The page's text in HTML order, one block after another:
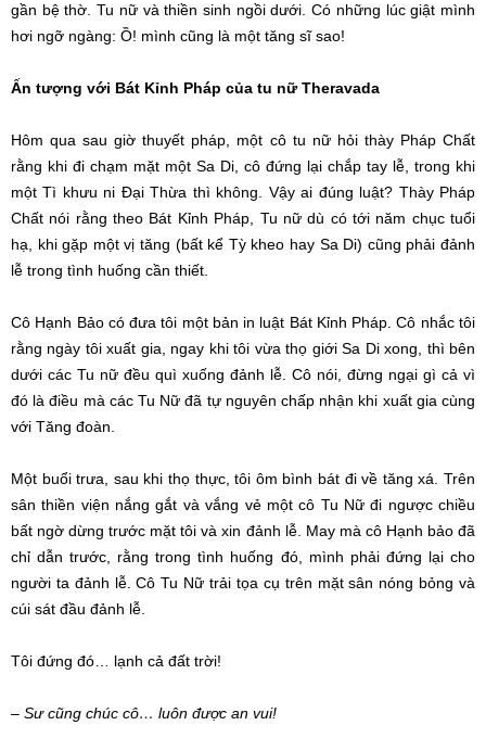
gần bệ thờ. Tu nữ và thiền sinh ngồi dưới. Có những lúc giật mình
hơi ngỡ ngàng: Ồ! mình cũng là một tăng sĩ sao!
Ấn tượng với Bát Kỉnh Pháp của tu nữ Theravada
Hôm qua sau giờ thuyết pháp, một cô tu nữ hỏi thày Pháp Chất
rằng khi đi chạm mặt một Sa Di, cô đứng lại chắp tay lễ, trong khi
một Tì khưu ni Đại Thừa thì không. Vậy ai đúng luật? Thày Pháp
Chất nói rằng theo Bát Kỉnh Pháp, Tu nữ dù có tới năm chục tuổi
hạ, khi gặp một vị tăng (bất kể Tỳ kheo hay Sa Di) cũng phải đảnh
lễ trong tình huống cần thiết.
Cô Hạnh Bảo có đưa tôi một bản in luật Bát Kỉnh Pháp. Cô nhắc tôi
rằng ngày tôi xuất gia, ngay khi tôi vừa thọ giới Sa Di xong, thì bên
dưới các Tu nữ đều quì xuống đảnh lễ. Cô nói, đừng ngại gì cả vì
đó là điều mà các Tu Nữ đã tự nguyên chấp nhận khi xuất gia cùng
với Tăng đoàn.
Một buổi trưa, sau khi thọ thực, tôi ôm bình bát đi về tăng xá. Trên
sân thiền viện nắng gắt và vắng vẻ một cô Tu Nữ đi ngược chiều
bất ngờ dừng trước mặt tôi và xin đảnh lễ. May mà cô Hạnh bảo đã
chỉ dẫn trước, rằng trong tình huống đó, mình phải đứng lại cho
người ta đảnh lễ. Cô Tu Nữ trải tọa cụ trên mặt sân nóng bỏng và
cúi sát đầu đảnh lễ.
Tôi đứng đó… lạnh cả đất trời!
– Sư cũng chúc cô… luôn được an vui!